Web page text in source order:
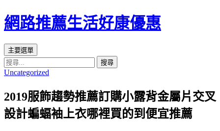
網路推薦生活好康優惠
搜
尋
主要選單
主
內
容
區
搜
尋
鍵
字:
Uncategorized
2019服飾趨勢推薦訂購小露背金屬片交叉
設計蝙蝠袖上衣哪裡買的到便宜推薦